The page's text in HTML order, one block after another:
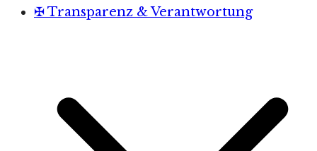
✠ Transparenz & Verantwortung